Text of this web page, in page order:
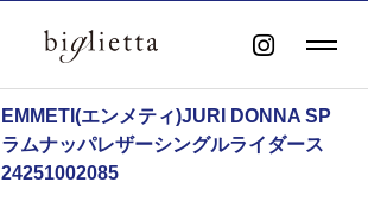
EMMETI(エンメティ)JURI DONNA SP
ラムナッパレザーシングルライダース
24251002085